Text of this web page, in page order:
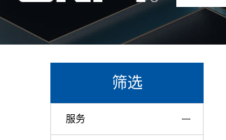
筛选
服务